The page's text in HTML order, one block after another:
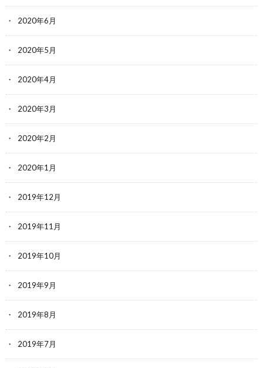
2020年6月
2020年5月
2020年4月
2020年3月
2020年2月
2020年1月
2019年12月
2019年11月
2019年10月
2019年9月
2019年8月
2019年7月